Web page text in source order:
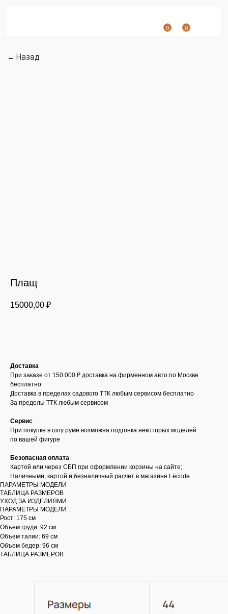
Плащ
15000,00 ₽
Доставка
При заказе от 150 000 ₽ доставка на фирменном авто по Москве
бесплатно
Доставка в пределах садового ТТК любым сервисом бесплатно
За пределы ТТК любым сервисом
Сервис
При покупке в шоу руме возможна подгонка некоторых моделей
по вашей фигуре
Безопасная оплата
Картой или через СБП при оформлении корзины на сайте;
Наличными, картой и безналичный расчет в магазине Lëcode
ПАРАМЕТРЫ МОДЕЛИ
ТАБЛИЦА РАЗМЕРОВ
УХОД ЗА ИЗДЕЛИЯМИ
ПАРАМЕТРЫ МОДЕЛИ
Рост: 175 см
Объем груди: 92 см
Объем талии: 69 см
Объем бедер: 96 см
ТАБЛИЦА РАЗМЕРОВ